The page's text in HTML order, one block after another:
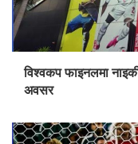
विश्वकप फाइनलमा
अवसर